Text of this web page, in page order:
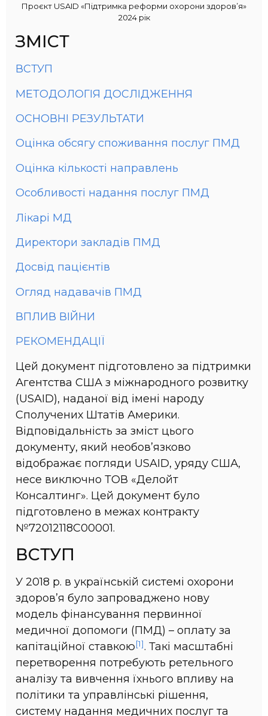
Проєкт USAID «Підтримка реформи охорони здоров’я»
2024 рік
ЗМІСТ
ВСТУП
МЕТОДОЛОГІЯ ДОСЛІДЖЕННЯ
ОСНОВНІ РЕЗУЛЬТАТИ
Оцінка обсягу споживання послуг ПМД
Оцінка кількості направлень
Особливості надання послуг ПМД
Лікарі МД
Директори закладів ПМД
Досвід пацієнтів
Огляд надавачів ПМД
ВПЛИВ ВІЙНИ
РЕКОМЕНДАЦІЇ
Цей документ підготовлено за підтримки
Агентства США з міжнародного розвитку
(USAID), наданої від імені народу
Сполучених Штатів Америки.
Відповідальність за зміст цього
документу, який необов’язково
відображає погляди USAID, уряду США,
несе виключно ТОВ «Делойт
Консалтинг». Цей документ було
підготовлено в межах контракту
№72012118C00001.
ВСТУП
У 2018 р. в українській системі охорони
здоров’я було запроваджено нову
модель фінансування первинної
медичної допомоги (ПМД) – оплату за
капітаційної ставкою[1]. Такі масштабні
перетворення потребують ретельного
аналізу та вивчення їхнього впливу на
політики та управлінські рішення,
систему надання медичних послуг та